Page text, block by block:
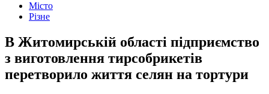
Місто
Різне
В Житомирській області підприємство
з виготовлення тирсобрикетів
перетворило життя селян на тортури